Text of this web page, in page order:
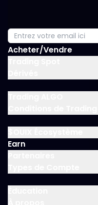
Acheter/Vendre
Earn